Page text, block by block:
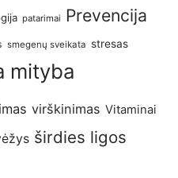
patarimai Prevencija
smegenų sveikata stresas
mityba
virškinimas Vitaminai
širdies ligos